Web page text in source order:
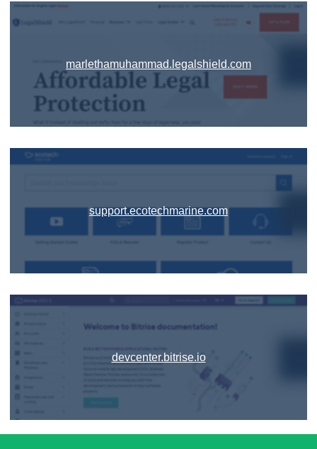
marlethamuhammad.legalshield.com
support.ecotechmarine.com
devcenter.bitrise.io